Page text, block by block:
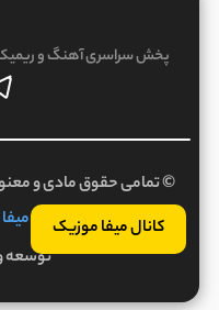
کانال میفا موزیک
پخش سراسری آهنگ و
© تمامی حقوق مادی و
به
توسعه